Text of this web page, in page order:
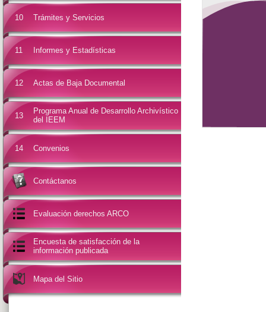
10 Trámites y Servicios
11 Informes y Estadísticas
12 Actas de Baja Documental
13
Programa Anual de Desarrollo Archivístico
del IEEM
14 Convenios
Contáctanos
Evaluación derechos ARCO
Encuesta de satisfacción de la
información publicada
Mapa del Sitio